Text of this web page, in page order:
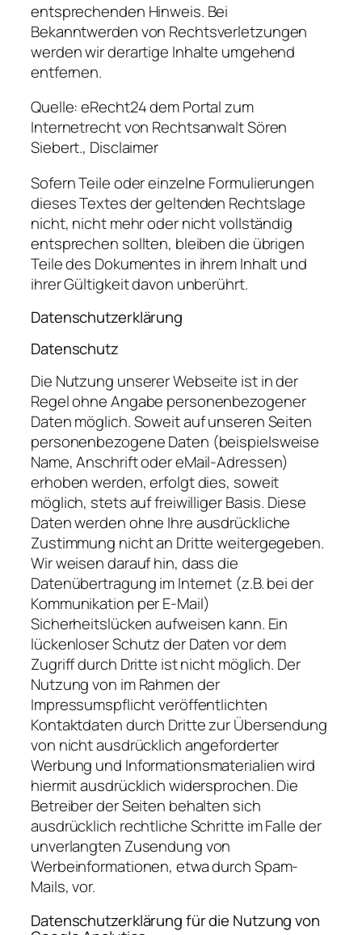
entsprechenden Hinweis. Bei
Bekanntwerden von Rechtsverletzungen
werden wir derartige Inhalte umgehend
entfernen.
Quelle: eRecht24 dem Portal zum
Internetrecht von Rechtsanwalt Sören
Siebert., Disclaimer
Sofern Teile oder einzelne Formulierungen
dieses Textes der geltenden Rechtslage
nicht, nicht mehr oder nicht vollständig
entsprechen sollten, bleiben die übrigen
Teile des Dokumentes in ihrem Inhalt und
ihrer Gültigkeit davon unberührt.
Datenschutzerklärung
Datenschutz
Die Nutzung unserer Webseite ist in der
Regel ohne Angabe personenbezogener
Daten möglich. Soweit auf unseren Seiten
personenbezogene Daten (beispielsweise
Name, Anschrift oder eMail-Adressen)
erhoben werden, erfolgt dies, soweit
möglich, stets auf freiwilliger Basis. Diese
Daten werden ohne Ihre ausdrückliche
Zustimmung nicht an Dritte weitergegeben.
Wir weisen darauf hin, dass die
Datenübertragung im Internet (z.B. bei der
Kommunikation per E-Mail)
Sicherheitslücken aufweisen kann. Ein
lückenloser Schutz der Daten vor dem
Zugriff durch Dritte ist nicht möglich. Der
Nutzung von im Rahmen der
Impressumspflicht veröffentlichten
Kontaktdaten durch Dritte zur Übersendung
von nicht ausdrücklich angeforderter
Werbung und Informationsmaterialien wird
hiermit ausdrücklich widersprochen. Die
Betreiber der Seiten behalten sich
ausdrücklich rechtliche Schritte im Falle der
unverlangten Zusendung von
Werbeinformationen, etwa durch Spam-
Mails, vor.
Datenschutzerklärung für die Nutzung von